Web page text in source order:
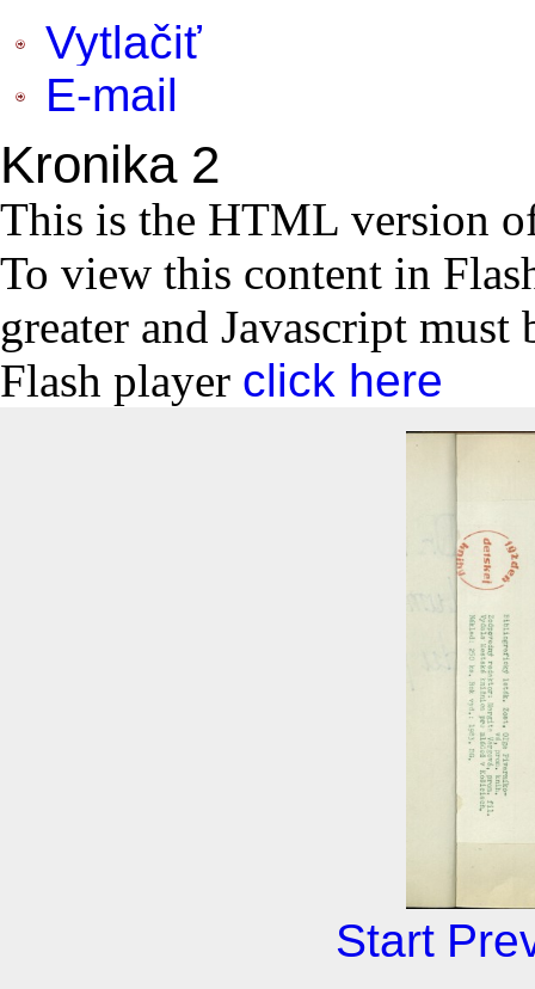
Vytlačiť
E-mail
Kronika 2
This is the HTML version
To view this content in
greater and Javascript
Flash player click here
Start